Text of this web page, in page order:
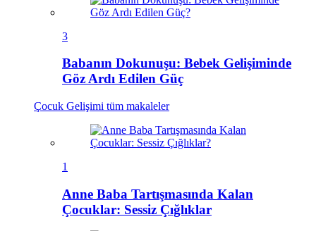
3
Babanın Dokunuşu: Bebek Gelişiminde
Göz Ardı Edilen Güç
Çocuk Gelişimi tüm makaleler
1
Anne Baba Tartışmasında Kalan
Çocuklar: Sessiz Çığlıklar